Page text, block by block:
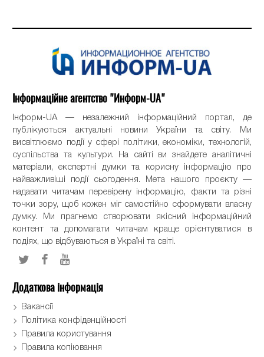
Інформаційне агентство "Информ-UA"
Інформ-UA — незалежний інформаційний портал, де
публікуються актуальні новини України та світу. Ми
висвітлюємо події у сфері політики, економіки, технологій,
суспільства та культури. На сайті ви знайдете аналітичні
матеріали, експертні думки та корисну інформацію про
найважливіші події сьогодення. Мета нашого проєкту —
надавати читачам перевірену інформацію, факти та різні
точки зору, щоб кожен міг самостійно сформувати власну
думку. Ми прагнемо створювати якісний інформаційний
контент та допомагати читачам краще орієнтуватися в
подіях, що відбуваються в Україні та світі.
Додаткова інформація
Вакансії
Політика конфіденційності
Правила користування
Правила копіювання